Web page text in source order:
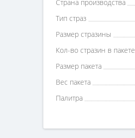
Страна производства
Тип страз
Размер стразины
Кол-во стразин в пакете
Размер пакета
Вес пакета
Палитра